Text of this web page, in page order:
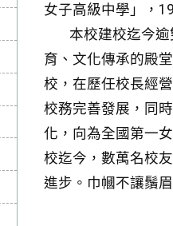
女子高級中學」，
本校建校迄今逾
育、文化傳承的殿
校，在歷任校長經
校務完善發展，同
化，向為全國第一
校迄今，數萬名校
進步。巾幗不讓鬚